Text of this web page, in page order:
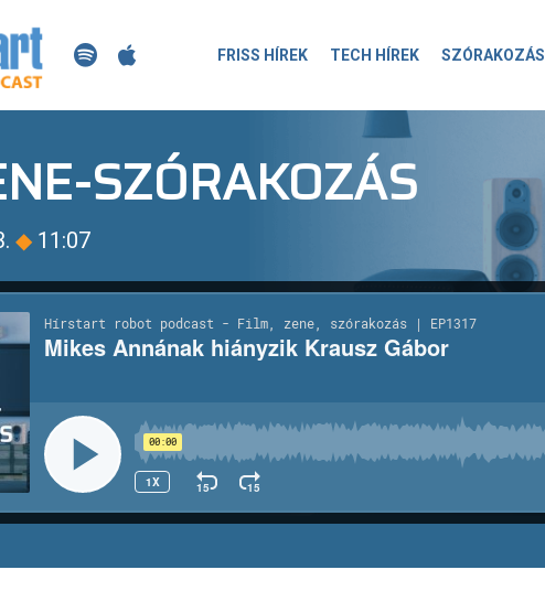
FRISS HÍREK TECH HÍREK SZÓRAKOZÁS
SZÓRAKOZÁS
◆ 11:07